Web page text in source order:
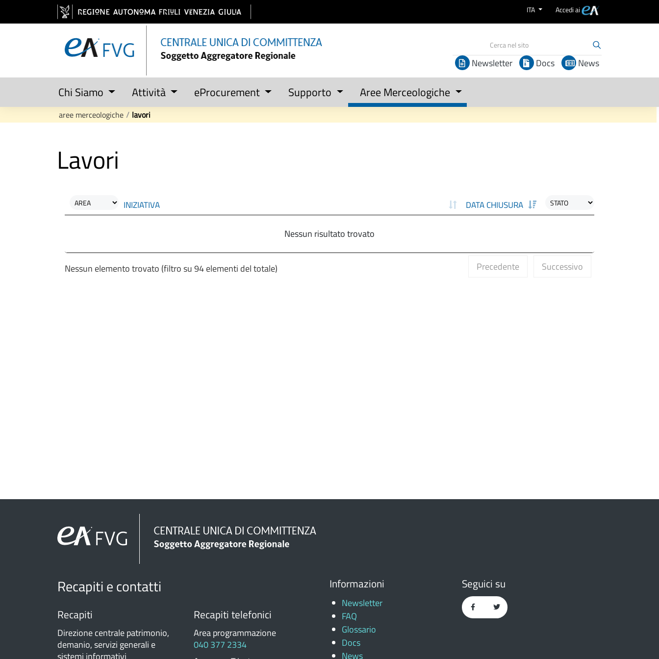
Salta al contenuto ITA Accedi ai
Newsletter Docs News
Chi Siamo Attività eProcurement Supporto Aree Merceologiche
aree merceologiche / lavori
Lavori
INIZIATIVA DATA CHIUSURA
Nessun risultato trovato
Nessun elemento trovato (filtro su 94 elementi del totale) Precedente Successivo
Recapiti e contatti
Recapiti
Direzione centrale patrimonio,
demanio, servizi generali e
Recapiti telefonici
Area programmazione
040 377 2334
Informazioni
Newsletter
FAQ
Glossario
Docs
News
Seguici su